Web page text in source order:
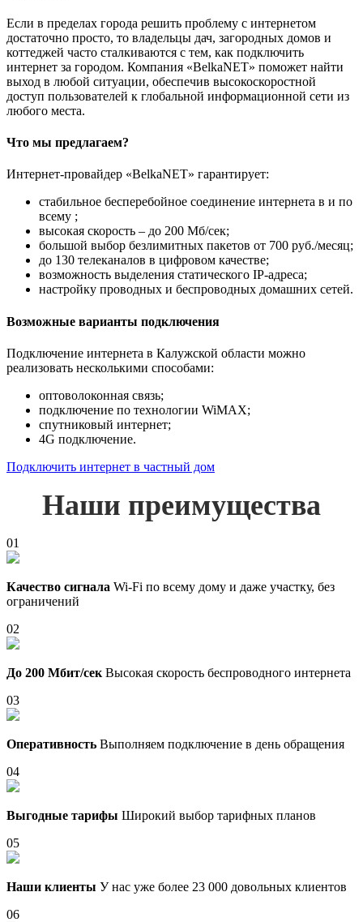
Если в пределах города решить проблему с интернетом
достаточно просто, то владельцы дач, загородных домов и
коттеджей часто сталкиваются с тем, как подключить
интернет за городом. Компания «BelkaNET» поможет найти
выход в любой ситуации, обеспечив высокоскоростной
доступ пользователей к глобальной информационной сети из
любого места.
Что мы предлагаем?
Интернет-провайдер «BelkaNET» гарантирует:
стабильное бесперебойное соединение интернета в и по
всему ;
высокая скорость – до 200 Мб/сек;
большой выбор безлимитных пакетов от 700 руб./месяц;
до 130 телеканалов в цифровом качестве;
возможность выделения статического IP-адреса;
настройку проводных и беспроводных домашних сетей.
Возможные варианты подключения
Подключение интернета в Калужской области можно
реализовать несколькими способами:
оптоволоконная связь;
подключение по технологии WiMAX;
спутниковый интернет;
4G подключение.
Подключить интернет в частный дом
Наши преимущества
01
Качество сигнала Wi-Fi по всему дому и даже участку, без
ограничений
02
До 200 Мбит/сек Высокая скорость беспроводного интернета
03
Оперативность Выполняем подключение в день обращения
04
Выгодные тарифы Широкий выбор тарифных планов
05
Наши клиенты У нас уже более 23 000 довольных клиентов
06